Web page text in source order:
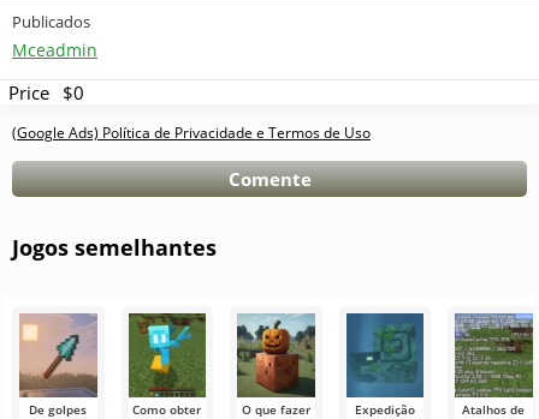
Publicados
Mceadmin
Price $0
(Google Ads) Política de Privacidade e Termos de Uso
Comente
Jogos semelhantes
De golpes
Como obter
O que fazer
Expedição
Atalhos de